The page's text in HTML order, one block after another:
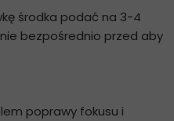
środka podać na 3-4
bezpośrednio przed aby
poprawy fokusu i